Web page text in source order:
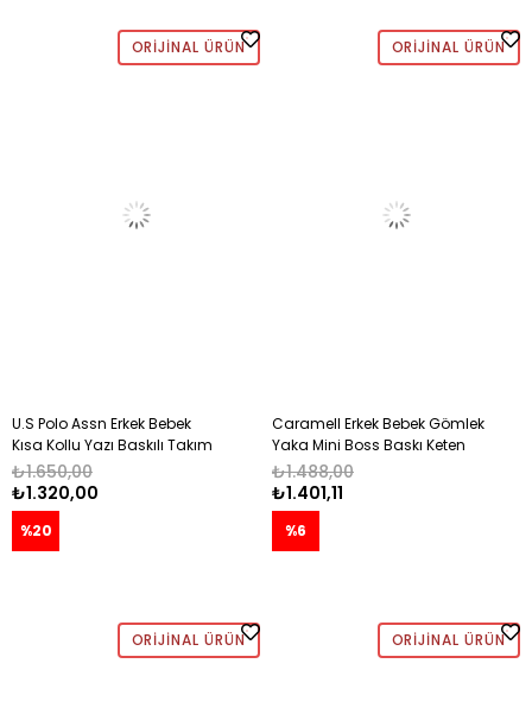
ORIJINAL ÜRÜN
U.S Polo Assn Erkek Bebek
Kısa Kollu Yazı Baskılı Takım
1-3 Yaş BORDO
₺1.320,00
₺1.650,00
%20
ORIJINAL ÜRÜN
Caramell Erkek Bebek Gömlek
Yaka Mini Boss Baskı Keten
Şortlu 2li Takım 6-36 Ay HAKİ
₺1.401,11
₺1.488,00
%6
ORIJINAL ÜRÜN ORIJINAL ÜRÜN